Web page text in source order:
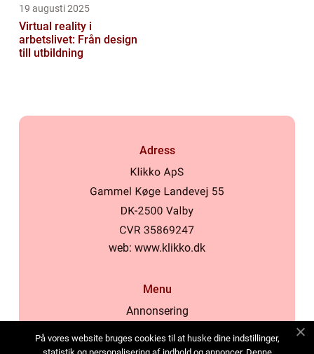
19 augusti 2025
Virtual reality i
arbetslivet: Från design
till utbildning
Adress
web: www.klikko.dk
Menu
Annonsering
Cookies
På vores website bruges cookies til at huske dine indstillinger,